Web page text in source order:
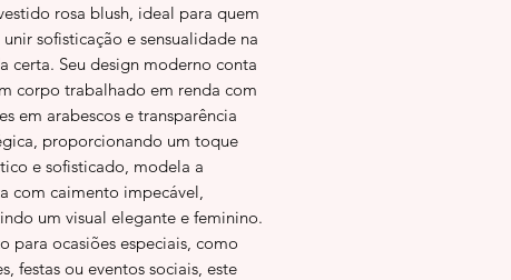
rosa blush, ideal para quem
unir sofisticação e sensualidade na
certa. Seu design moderno conta
corpo trabalhado em renda com
em arabescos e transparência
proporcionando um toque
e sofisticado, modela a
com caimento impecável,
um visual elegante e feminino.
para ocasiões especiais, como
festas ou eventos sociais, este